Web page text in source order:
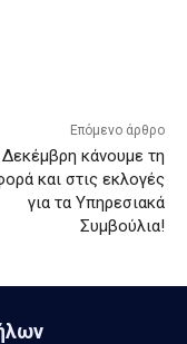
Επόμενο άρθρο
Δεκέμβρη κάνουμε τη
και στις εκλογές
για τα Υπηρεσιακά
Συμβούλια!